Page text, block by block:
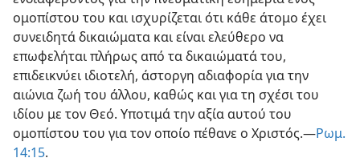
ομοπίστου του και ισχυρίζεται ότι κάθε άτομο έχει
συνειδητά δικαιώματα και είναι ελεύθερο να
επωφελήται πλήρως από τα δικαιώματά του,
επιδεικνύει ιδιοτελή, άστοργη αδιαφορία για την
αιώνια ζωή του άλλου, καθώς και για τη σχέσι του
ιδίου με τον Θεό. Υποτιμά την αξία αυτού του
ομοπίστου του για τον οποίο πέθανε ο Χριστός.—Ρωμ.
14:15.